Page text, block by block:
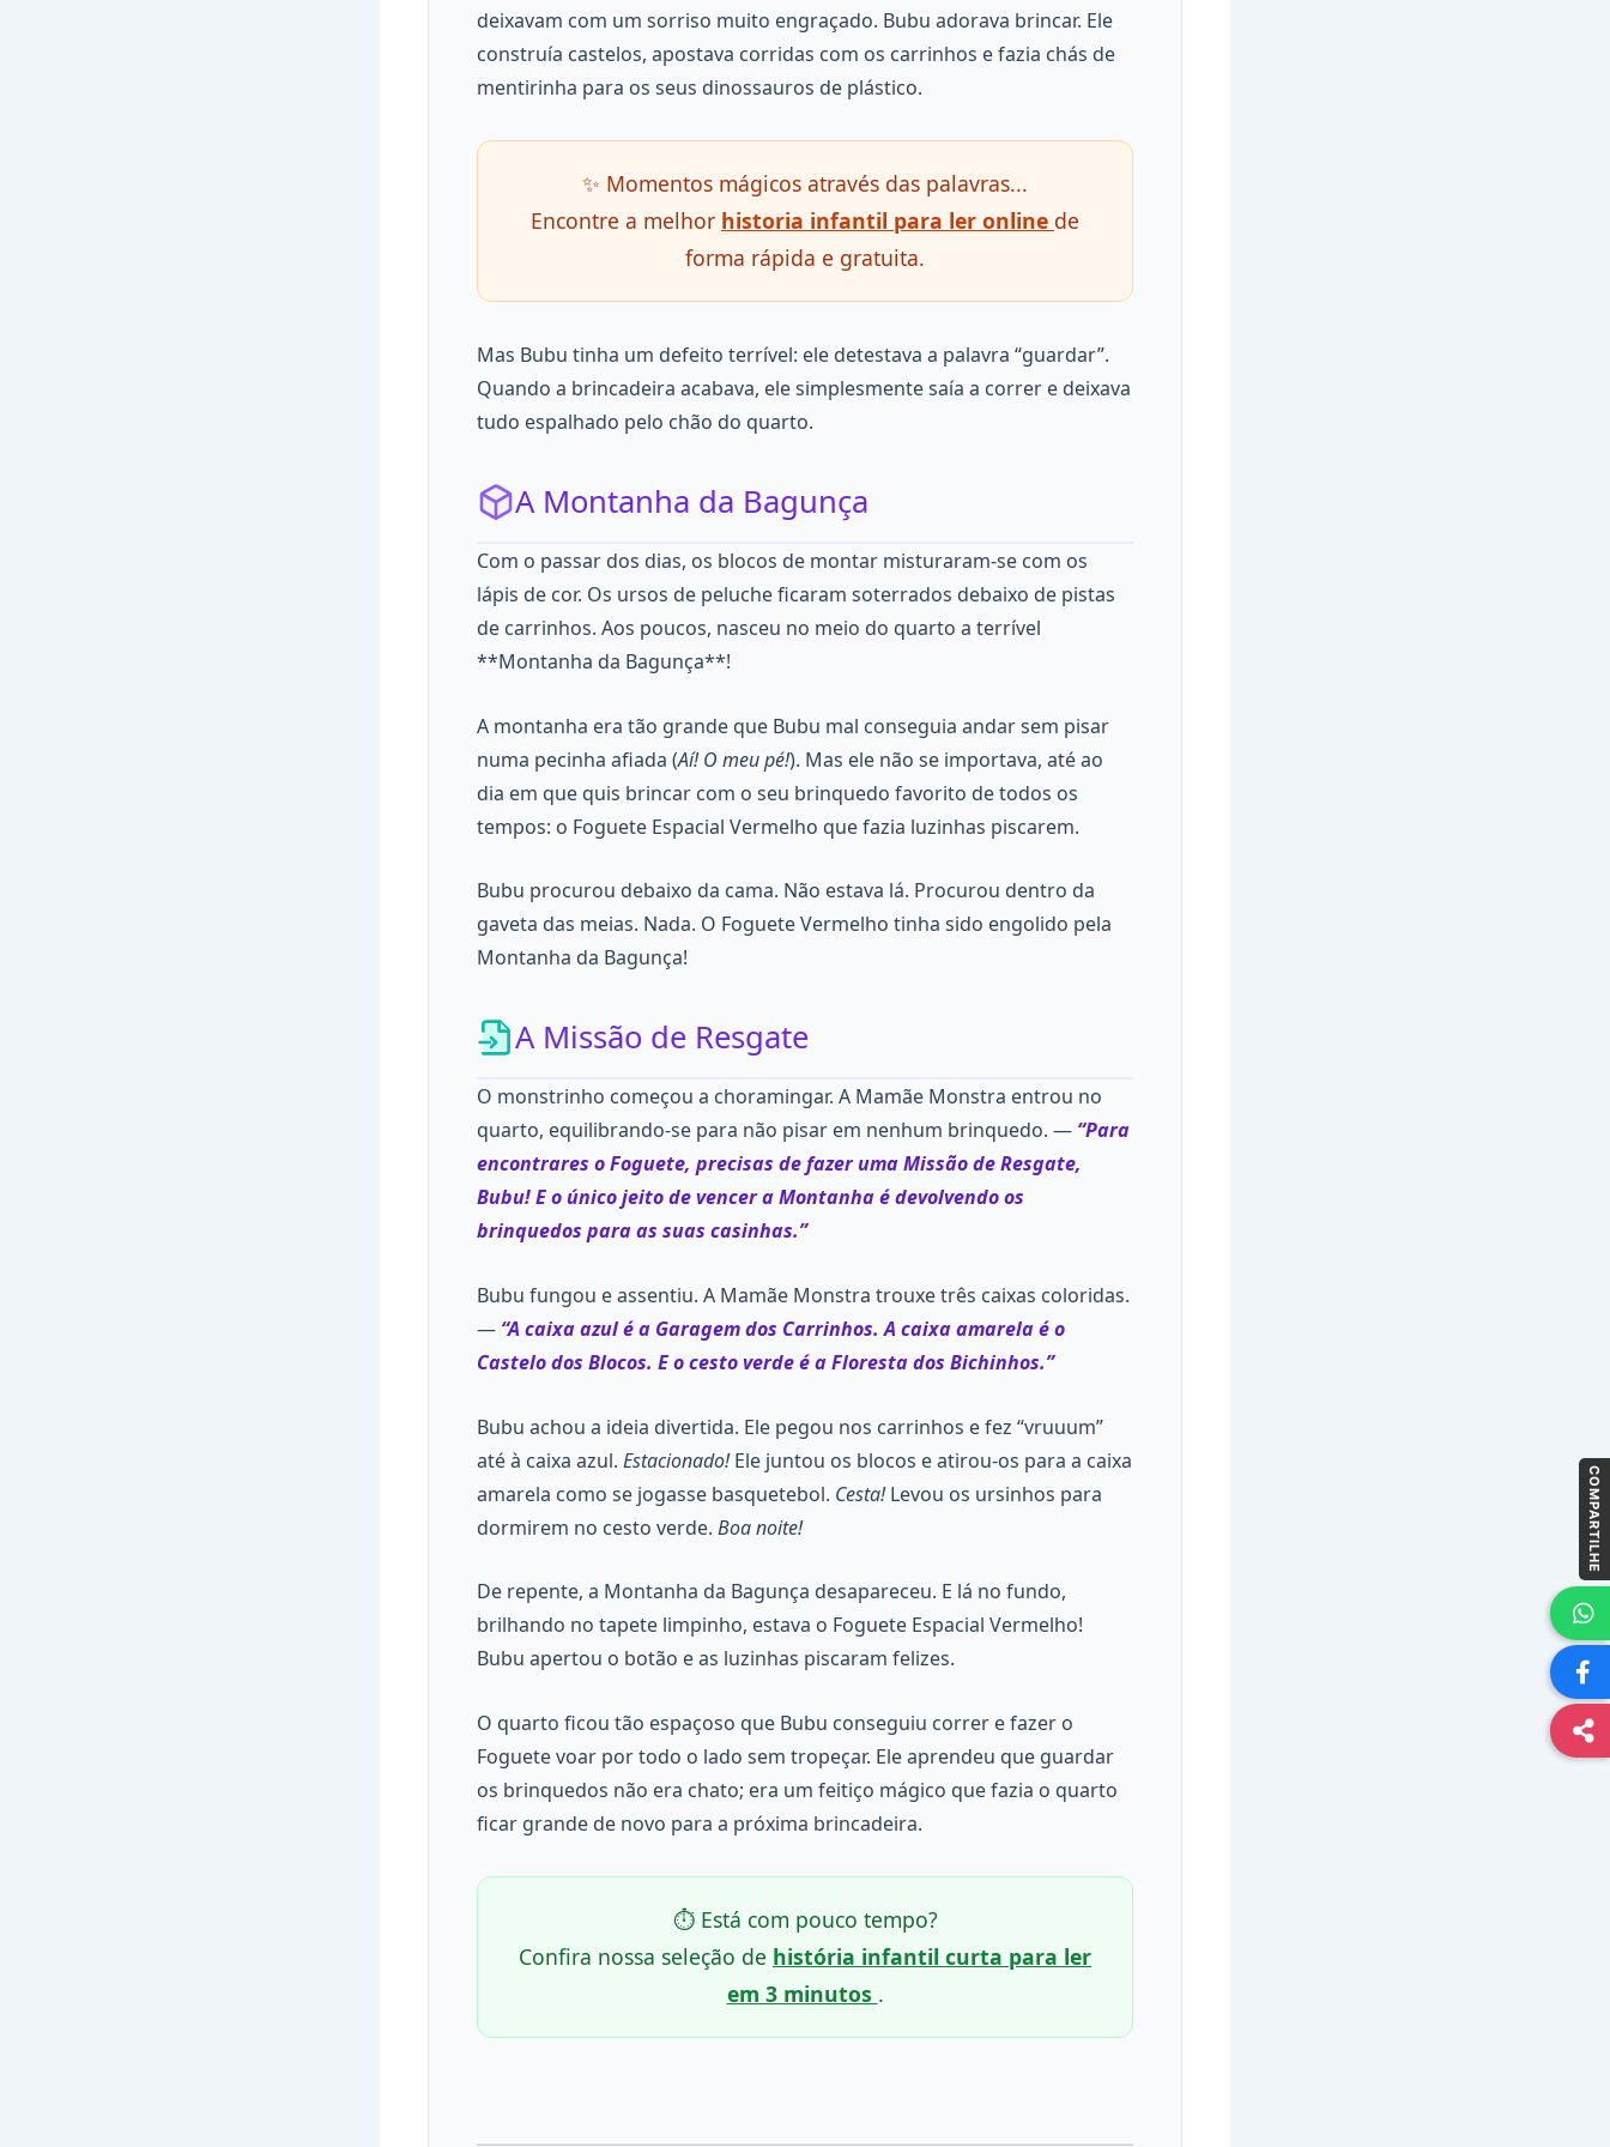
deixavam com um sorriso muito engraçado. Bubu adorava brincar. Ele
construía castelos, apostava corridas com os carrinhos e fazia chás de
mentirinha para os seus dinossauros de plástico.
✨ Momentos mágicos através das palavras...
Encontre a melhor historia infantil para ler online de
forma rápida e gratuita.
Mas Bubu tinha um defeito terrível: ele detestava a palavra “guardar”.
Quando a brincadeira acabava, ele simplesmente saía a correr e deixava
tudo espalhado pelo chão do quarto.
A Montanha da Bagunça
Com o passar dos dias, os blocos de montar misturaram-se com os
lápis de cor. Os ursos de peluche ficaram soterrados debaixo de pistas
de carrinhos. Aos poucos, nasceu no meio do quarto a terrível
**Montanha da Bagunça**!
A montanha era tão grande que Bubu mal conseguia andar sem pisar
numa pecinha afiada (Aí! O meu pé!). Mas ele não se importava, até ao
dia em que quis brincar com o seu brinquedo favorito de todos os
tempos: o Foguete Espacial Vermelho que fazia luzinhas piscarem.
Bubu procurou debaixo da cama. Não estava lá. Procurou dentro da
gaveta das meias. Nada. O Foguete Vermelho tinha sido engolido pela
Montanha da Bagunça!
A Missão de Resgate
O monstrinho começou a choramingar. A Mamãe Monstra entrou no
quarto, equilibrando-se para não pisar em nenhum brinquedo. — “Para
encontrares o Foguete, precisas de fazer uma Missão de Resgate,
Bubu! E o único jeito de vencer a Montanha é devolvendo os
brinquedos para as suas casinhas.”
Bubu fungou e assentiu. A Mamãe Monstra trouxe três caixas coloridas.
— “A caixa azul é a Garagem dos Carrinhos. A caixa amarela é o
Castelo dos Blocos. E o cesto verde é a Floresta dos Bichinhos.”
Bubu achou a ideia divertida. Ele pegou nos carrinhos e fez “vruuum”
até à caixa azul. Estacionado!Ele juntou os blocos e atirou-os para a caixa
amarela como se jogasse basquetebol. Cesta!Levou os ursinhos para
dormirem no cesto verde. Boa noite!
De repente, a Montanha da Bagunça desapareceu. E lá no fundo,
brilhando no tapete limpinho, estava o Foguete Espacial Vermelho!
Bubu apertou o botão e as luzinhas piscaram felizes.
O quarto ficou tão espaçoso que Bubu conseguiu correr e fazer o
Foguete voar por todo o lado sem tropeçar. Ele aprendeu que guardar
os brinquedos não era chato; era um feitiço mágico que fazia o quarto
ficar grande de novo para a próxima brincadeira.
⏱️ Está com pouco tempo?
Confira nossa seleção de história infantil curta para ler
em 3 minutos .
COMPARTILHE